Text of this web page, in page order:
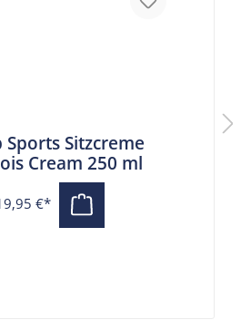
Sports Sitzcreme
Cream 250 ml
€*